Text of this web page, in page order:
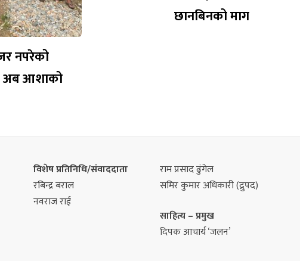
नपरेको
अब आशाको
छानबिनको माग
विशेष प्रतिनिधि/संवाददाता
रबिन्द्र बराल
नवराज राई
राम प्रसाद ढुंगेल
समिर कुमार अधिकारी (द्रुपद)
साहित्य – प्रमुख
दिपक आचार्य ‘जलन’